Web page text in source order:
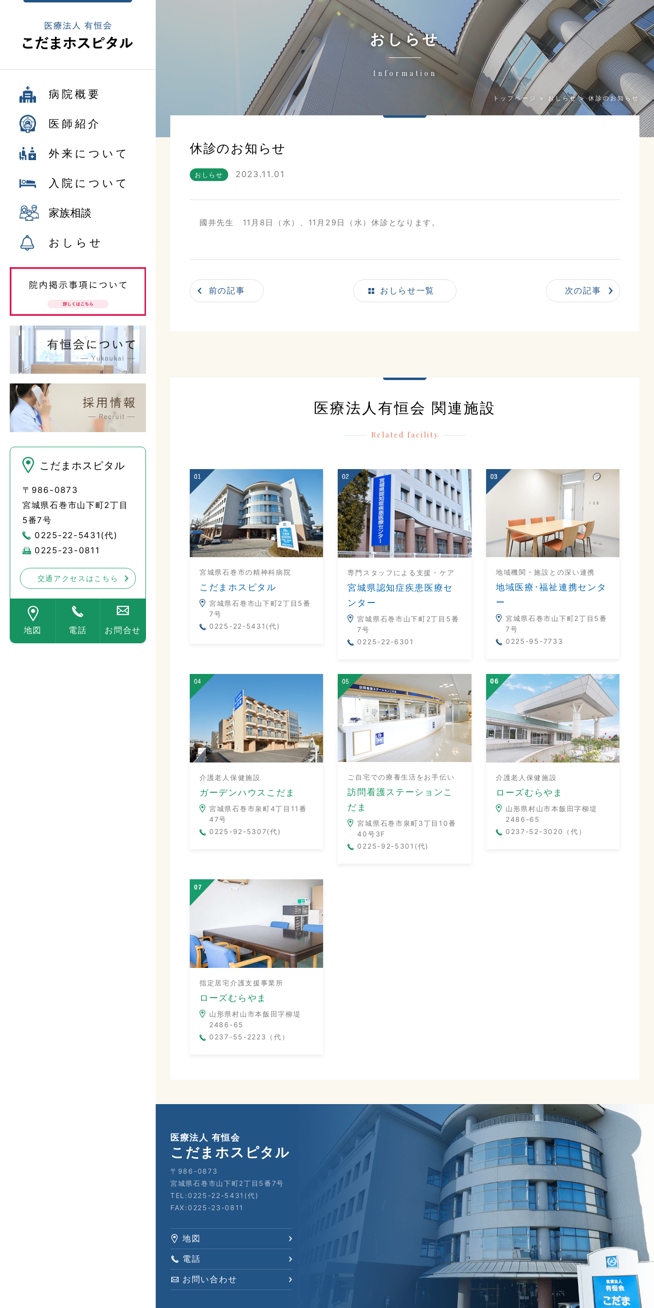
病院概要
医師紹介
外来について
入院について
家族相談
おしらせ
こだまホスピタル
〒986-0873
宮城県石巻市山下町2丁目
5番7号
0225-22-5431(代)
0225-23-0811
交通アクセスはこちら
地図 電話 お問合せ
おしらせ
Information
トップページ おしらせ 休診のお知らせ
休診のお知らせ
おしらせ 2023.11.01
國井先生 11月8日（水）、11月29日（水）休診となります。
前の記事 おしらせ一覧 次の記事
医療法人有恒会 関連施設
Related facility
宮城県石巻市の精神科病院
こだまホスピタル
宮城県石巻市山下町2丁目5番
7号
0225-22-5431(代)
専門スタッフによる支援・ケア
宮城県認知症疾患医療セ
ンター
宮城県石巻市山下町2丁目5番
7号
0225-22-6301
地域機関・施設との深い連携
地域医療･福祉連携センタ
ー
宮城県石巻市山下町2丁目5番
7号
0225-95-7733
介護老人保健施設
ガーデンハウスこだま
宮城県石巻市泉町4丁目11番
47号
0225-92-5307(代)
ご自宅での療養生活をお手伝い
訪問看護ステーションこ
だま
宮城県石巻市泉町3丁目10番
40号3F
0225-92-5301(代)
介護老人保健施設
ローズむらやま
山形県村山市本飯田字柳堤
2486-65
0237-52-3020（代）
指定居宅介護支援事業所
ローズむらやま
山形県村山市本飯田字柳堤
2486-65
0237-55-2223（代）
医療法人 有恒会
こだまホスピタル
〒986-0873
宮城県石巻市山下町2丁目5番7号
TEL:0225-22-5431(代)
FAX:0225-23-0811
地図
電話
お問い合わせ